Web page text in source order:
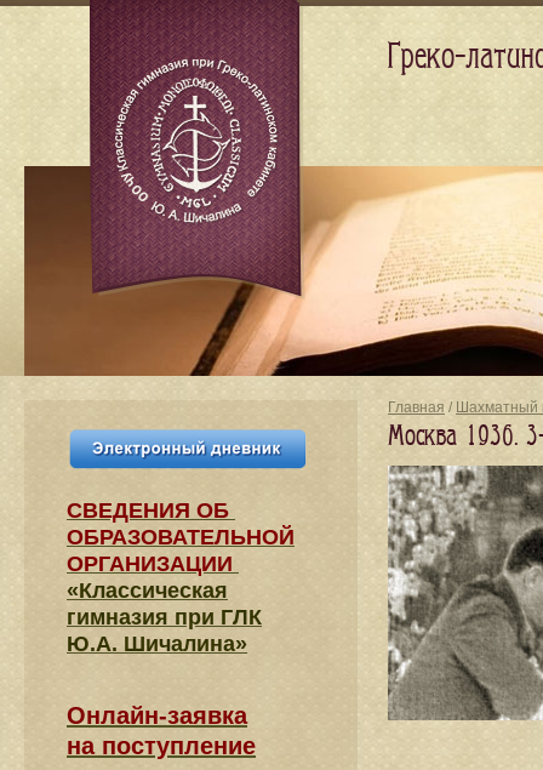
Главная / Шахматный
Москва 1936.
СВЕДЕНИЯ​ ОБ
ОБРАЗОВАТЕЛЬНОЙ
ОРГАНИЗАЦИИ
«Классическая
гимназия при ГЛК
Ю.А. Шичалина»
Онлайн-заявка
на поступление
Греко-